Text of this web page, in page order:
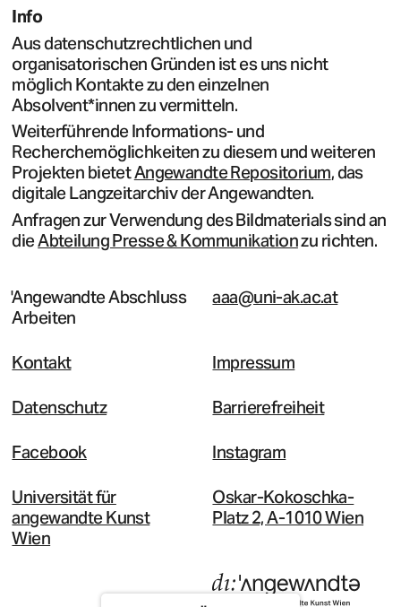
Info
Aus datenschutzrechtlichen und
organisatorischen Gründen ist es uns nicht
möglich Kontakte zu den einzelnen
Absolvent*innen zu vermitteln.
Weiterführende Informations- und
Recherchemöglichkeiten zu diesem und weiteren
Projekten bietetAngewandte Repositorium, das
digitale Langzeitarchiv der Angewandten.
Anfragen zur Verwendung des Bildmaterials sind an
dieAbteilung Presse & Kommunikationzu richten.
Angewandte Abschluss
Arbeiten
aaa@uni-ak.ac.at
Kontakt Impressum
Datenschutz Barrierefreiheit
Facebook Instagram
Universität für
angewandte Kunst
Wien
Oskar-Kokoschka-
Platz 2, A-1010 Wien